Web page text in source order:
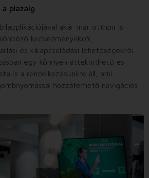
plázáig
akár már otthon is
kedvezményekről,
és kikapcsolódási lehetőségekről.
egy könnyen áttekinthető és
is a rendelkezésünkre áll, ami
hozzáférhető navigációs